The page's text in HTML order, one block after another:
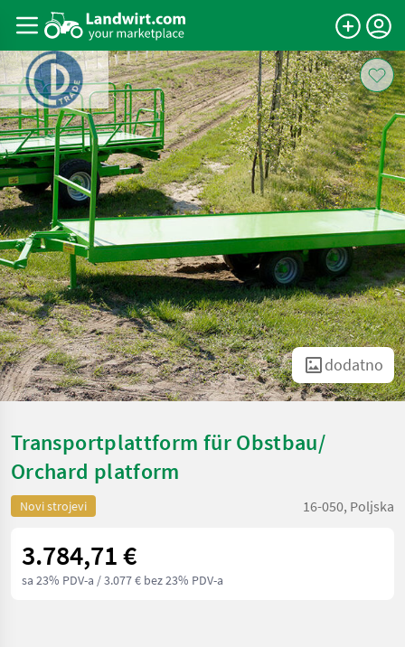
dodatno
Transportplattform für Obstbau/
Orchard platform
Novi strojevi 16-050, Poljska
3.784,71 €
sa 23% PDV-a / 3.077 € bez 23% PDV-a